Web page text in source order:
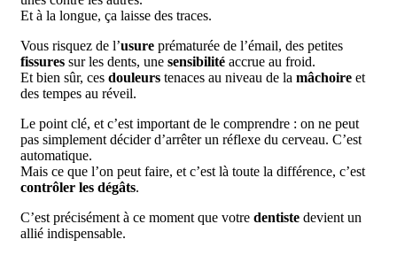
Et à la longue, ça laisse des traces.
Vous risquez de l’usure prématurée de l’émail, des petites
fissures sur les dents, une sensibilité accrue au froid.
Et bien sûr, ces douleurs tenaces au niveau de la mâchoire et
des tempes au réveil.
Le point clé, et c’est important de le comprendre : on ne peut
pas simplement décider d’arrêter un réflexe du cerveau. C’est
automatique.
Mais ce que l’on peut faire, et c’est là toute la différence, c’est
contrôler les dégâts.
C’est précisément à ce moment que votre dentiste devient un
allié indispensable.